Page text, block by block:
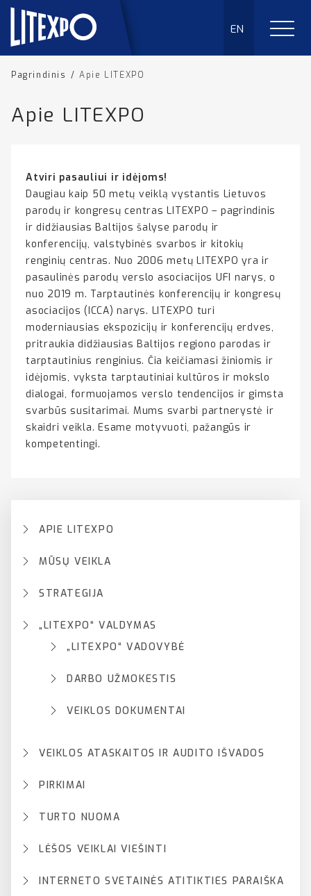
EN
Pagrindinis / Apie LITEXPO
Apie LITEXPO
APIE LITEXPO
MŪSŲ VEIKLA
STRATEGIJA
„LITEXPO“ VALDYMAS
„LITEXPO“ VADOVYBĖ
DARBO UŽMOKESTIS
VEIKLOS DOKUMENTAI
VEIKLOS ATASKAITOS IR AUDITO IŠVADOS
PIRKIMAI
TURTO NUOMA
LĖŠOS VEIKLAI VIEŠINTI
INTERNETO SVETAINĖS ATITIKTIES PARAIŠKA
Atviri pasauliui ir idėjoms!
Daugiau kaip 50 metų veiklą vystantis Lietuvos
parodų ir kongresų centras LITEXPO – pagrindinis
ir didžiausias Baltijos šalyse parodų ir
konferencijų, valstybinės svarbos ir kitokių
renginių centras. Nuo 2006 metų LITEXPO yra ir
pasaulinės parodų verslo asociacijos UFI narys, o
nuo 2019 m. Tarptautinės konferencijų ir kongresų
asociacijos (ICCA) narys. LITEXPO turi
moderniausias ekspozicijų ir konferencijų erdves,
pritraukia didžiausias Baltijos regiono parodas ir
tarptautinius renginius. Čia keičiamasi žiniomis ir
idėjomis, vyksta tarptautiniai kultūros ir mokslo
dialogai, formuojamos verslo tendencijos ir gimsta
svarbūs susitarimai. Mums svarbi partnerystė ir
skaidri veikla. Esame motyvuoti, pažangūs ir
kompetentingi.